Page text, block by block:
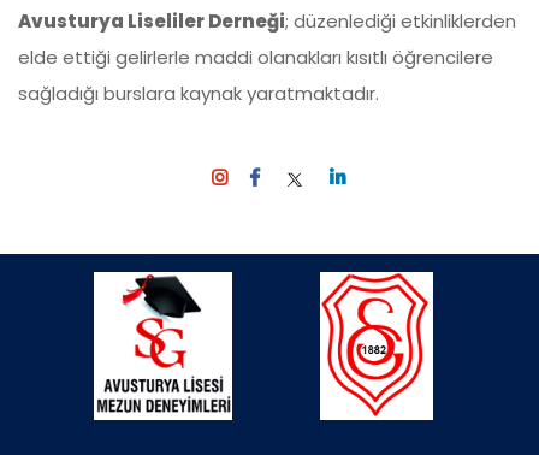
Avusturya Liseliler Derneği; düzenlediği etkinliklerden
elde ettiği gelirlerle maddi olanakları kısıtlı öğrencilere
sağladığı burslara kaynak yaratmaktadır.